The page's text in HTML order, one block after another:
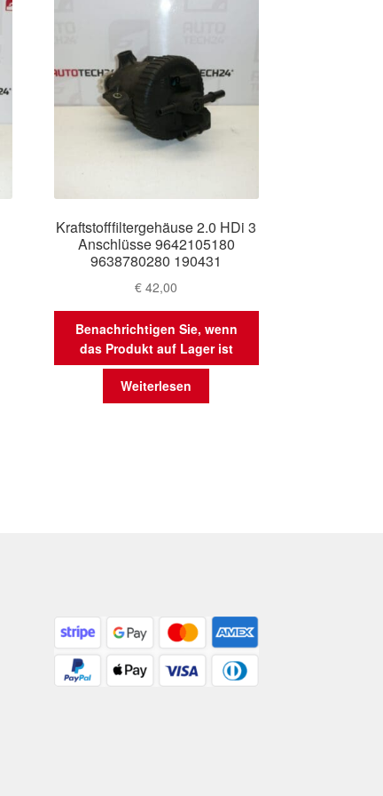
Kraftstofffiltergehäuse 2.0 HDi 3
Anschlüsse 9642105180
9638780280 190431
€ 42,00
Benachrichtigen Sie, wenn
das Produkt auf Lager ist
Weiterlesen